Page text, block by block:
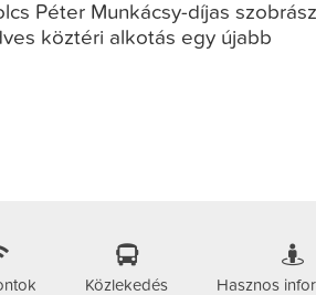
Péter Munkácsy-díjas szobrász
köztéri alkotás egy újabb
Közlekedés Hasznos